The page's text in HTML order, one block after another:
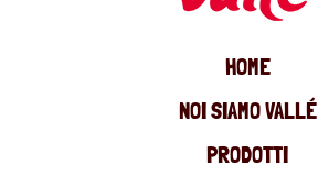
HOME
NOI SIAMO VALLÉ
PRODOTTI